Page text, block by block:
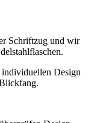
Schriftzug und wir
individuellen Design